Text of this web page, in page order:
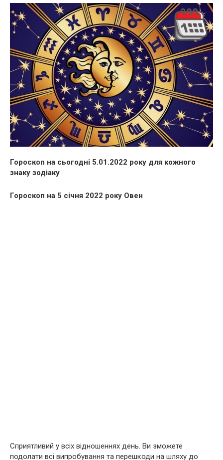
Гороскоп на сьогодні 5.01.2022 року для кожного
знаку зодіаку
Гороскоп на 5 січня 2022 року Овен
Сприятливий у всіх відношеннях день. Ви зможете
подолати всі випробування та перешкоди на шляху до